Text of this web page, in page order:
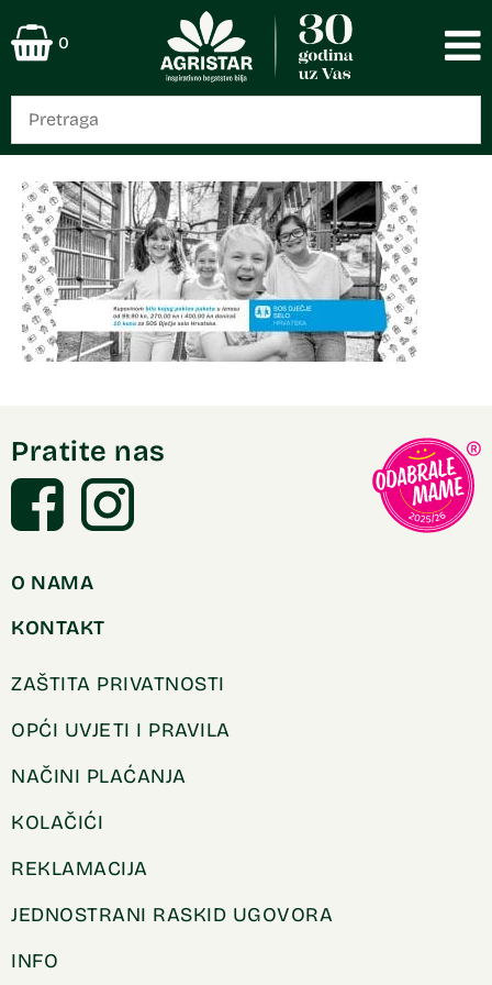
0
Pratite nas
O NAMA
KONTAKT
ZAŠTITA PRIVATNOSTI
OPĆI UVJETI I PRAVILA
NAČINI PLAĆANJA
KOLAČIĆI
REKLAMACIJA
JEDNOSTRANI RASKID UGOVORA
INFO